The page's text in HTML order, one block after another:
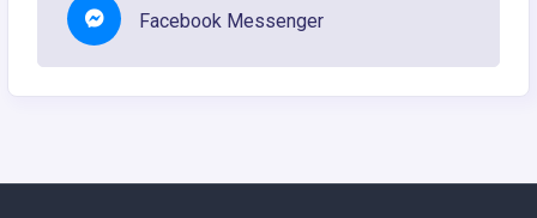
Facebook Messenger